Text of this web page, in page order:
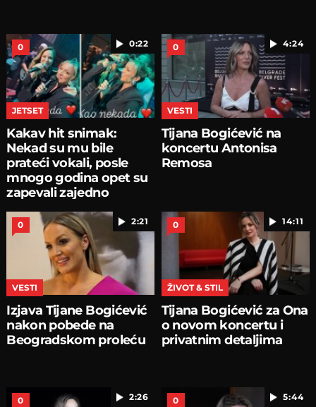
0:22
0
JETSET
Kakav hit snimak:
Nekad su mu bile
prateći vokali, posle
mnogo godina opet su
zapevali zajedno
4:24
0
VESTI
Tijana Bogićević na
koncertu Antonisa
Remosa
2:21
0
VESTI
Izjava Tijane Bogićević
nakon pobede na
Beogradskom proleću
14:11
0
ŽIVOT & STIL
Tijana Bogićević za Ona
o novom koncertu i
privatnim detaljima
2:26
0 5:44
0